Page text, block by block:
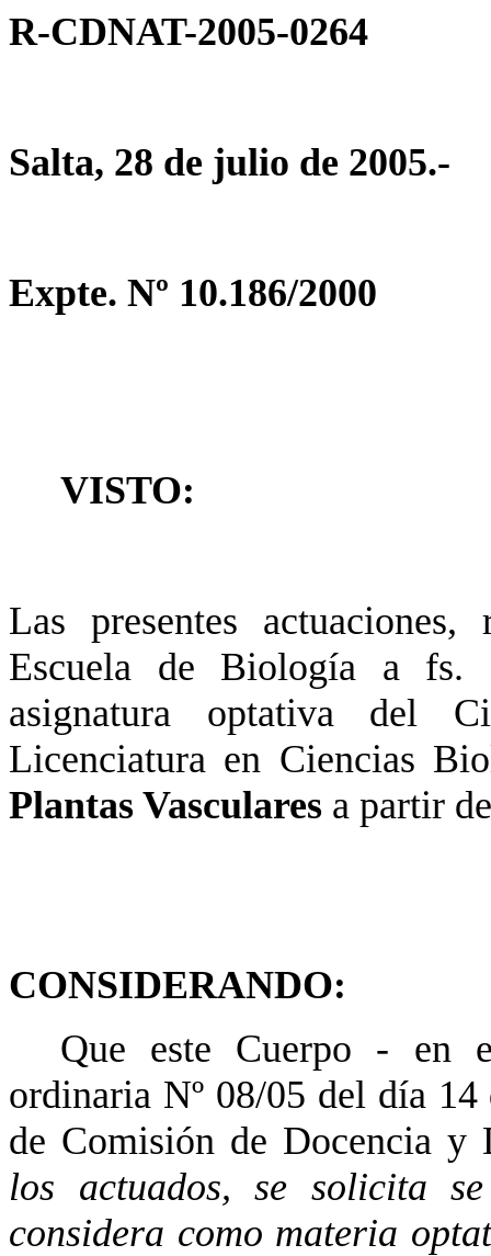
R-CDNAT-2005-0264
Salta, 28 de julio de 2005.-
Expte. Nº 10.186/2000
VISTO:
Las presentes
Escuela de Biología a fs.
asignatura optativa del
Licenciatura en Ciencias
Plantas Vasculares a partir
CONSIDERANDO:
Que este Cuerpo - en
ordinaria Nº 08/05 del día
de Comisión de Docencia
los actuados, se solicita
considera como materia